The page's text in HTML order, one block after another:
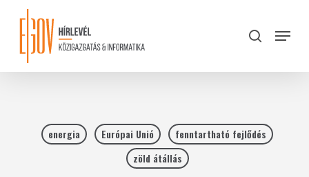
content
search
Menu
energia Európai Unió
fenntartható fejlődés
zöld átállás
Close